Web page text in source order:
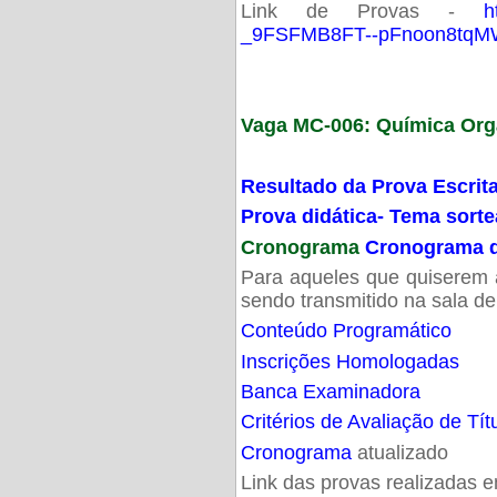
Link de Provas -
_9FSFMB8FT--
Vaga MC-006: Química
Resultado da Prova
Prova didática- Tema
Cronograma Cronograma
Para aqueles que
sendo transmitido na sala
Conteúdo Programático
Inscrições Homologadas
Banca Examinadora
Critérios de Avaliação de
Cronogramaatualizado
Link das provas realizadas